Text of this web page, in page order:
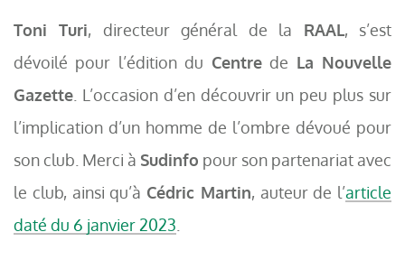
Toni Turi, directeur général de la RAAL, s’est
dévoilé pour l’édition du Centre de La Nouvelle
Gazette . L’occasion d’en découvrir un peu plus sur
l’implication d’un homme de l’ombre dévoué pour
son club. Merci à Sudinfo pour son partenariat avec
le club, ainsi qu’à Cédric Martin, auteur de l’article
daté du 6 janvier 2023